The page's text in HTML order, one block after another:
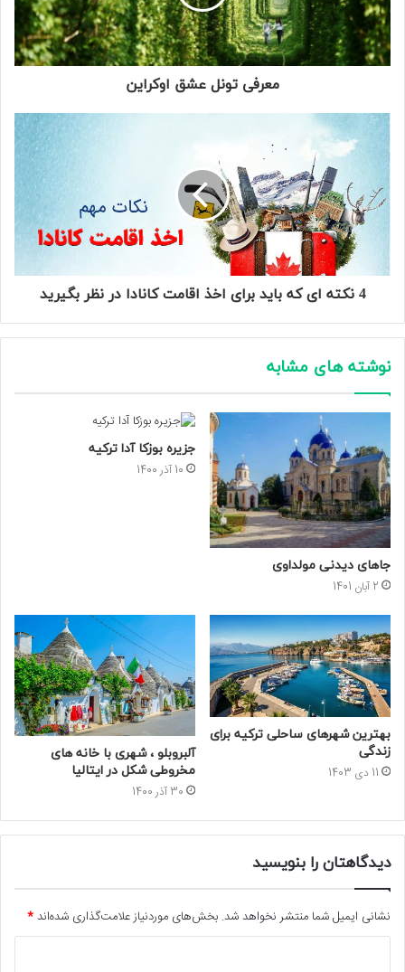
معرفی تونل عشق اوکراین
4 نکته ای که باید برای اخذ اقامت کانادا در نظر بگیرید
نوشته های مشابه
جاهای دیدنی مولداوی
2 آبان 1401
جزیره بوزکا آدا ترکیه
10 آذر 1400
بهترین شهرهای ساحلی ترکیه برای
زندگی
11 دی 1403
آلبروبلو ، شهری با خانه های
مخروطی شکل در ایتالیا
30 آذر 1400
دیدگاهتان را بنویسید
نشانی ایمیل شما منتشر نخواهد شد. بخش‌های موردنیاز علامت‌گذاری شده‌اند*